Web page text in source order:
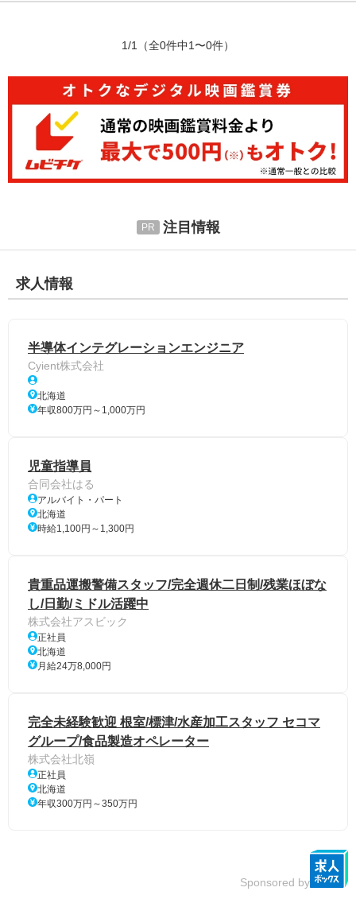
1/1 （全0件中1〜0件）
注目情報
求人情報
半導体インテグレーションエンジニア
Cyient株式会社
北海道
年収800万円～1,000万円
児童指導員
合同会社はる
アルバイト・パート
北海道
時給1,100円～1,300円
貴重品運搬警備スタッフ/完全週休二日制/残業ほぼな
し/日勤/ミドル活躍中
株式会社アスビック
正社員
北海道
月給24万8,000円
完全未経験歓迎 根室/標津/水産加工スタッフ セコマ
グループ/食品製造オペレーター
株式会社北嶺
正社員
北海道
年収300万円～350万円
Sponsored by